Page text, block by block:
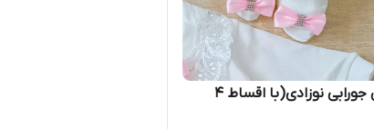
پاپوش جورابی نوزادی(با اقساط ۴